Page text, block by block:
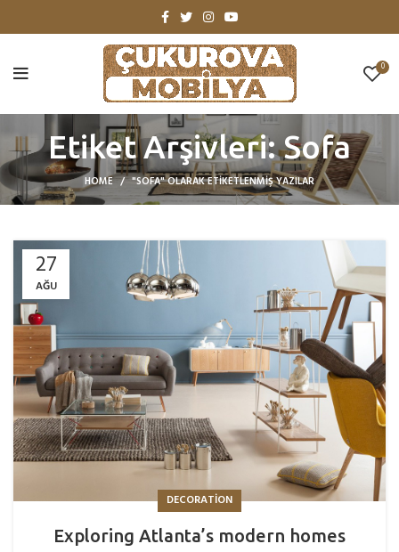
0
Etiket Arşivleri: Sofa
HOME "SOFA" OLARAK ETIKETLENMIŞ YAZILAR
27
AĞU
DECORATION
Exploring Atlanta’s modern homes